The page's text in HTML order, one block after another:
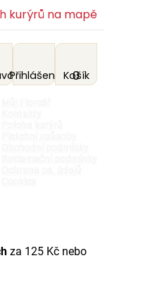
kurýrů na mapě
Přihlášení 0
Košík
za 125 Kč nebo